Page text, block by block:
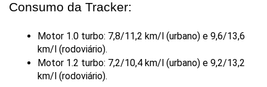
Consumo da Tracker:
Motor 1.0 turbo: 7,8/11,2 km/l (urbano) e 9,6/13,6
km/l (rodoviário).
Motor 1.2 turbo: 7,2/10,4 km/l (urbano) e 9,2/13,2
km/l (rodoviário).